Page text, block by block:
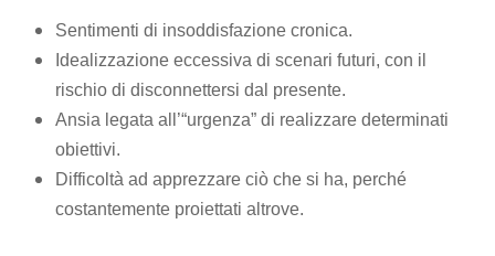
Sentimenti di insoddisfazione cronica.
Idealizzazione eccessiva di scenari futuri, con il
rischio di disconnettersi dal presente.
Ansia legata all’“urgenza” di realizzare determinati
obiettivi.
Difficoltà ad apprezzare ciò che si ha, perché
costantemente proiettati altrove.